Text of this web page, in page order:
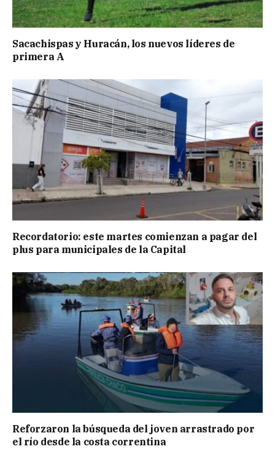
Sacachispas y Huracán, los nuevos líderes de
primera A
Recordatorio: este martes comienzan a pagar del
plus para municipales de la Capital
Reforzaron la búsqueda del joven arrastrado por
el río desde la costa correntina